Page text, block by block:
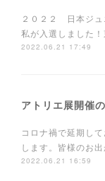
２０２２ 日本ジュ
私が入選しました
2022.06.21 17:49
アトリエ展開催
コロナ禍で延期し
します。皆様のお
2022.06.21 16:59